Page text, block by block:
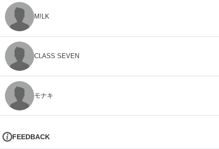
M!LK
CLASS SEVEN
モナキ
FEEDBACK